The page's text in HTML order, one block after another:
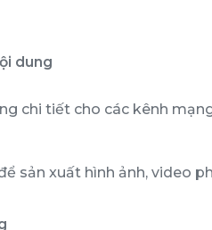
dung
chi tiết cho các kênh
sản xuất hình ảnh, video